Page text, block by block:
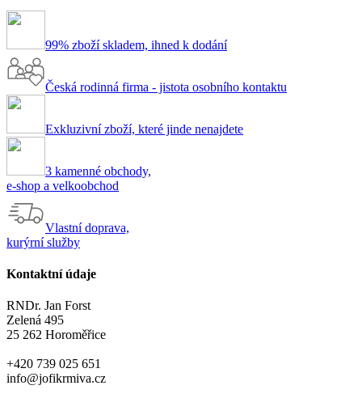
99% zboží skladem, ihned k dodání
Česká rodinná firma - jistota osobního kontaktu
Exkluzivní zboží, které jinde nenajdete
3 kamenné obchody,
e-shop a velkoobchod
Vlastní doprava,
kurýrní služby
Kontaktní údaje
RNDr. Jan Forst
Zelená 495
25 262 Horoměřice
+420 739 025 651
info@jofikrmiva.cz